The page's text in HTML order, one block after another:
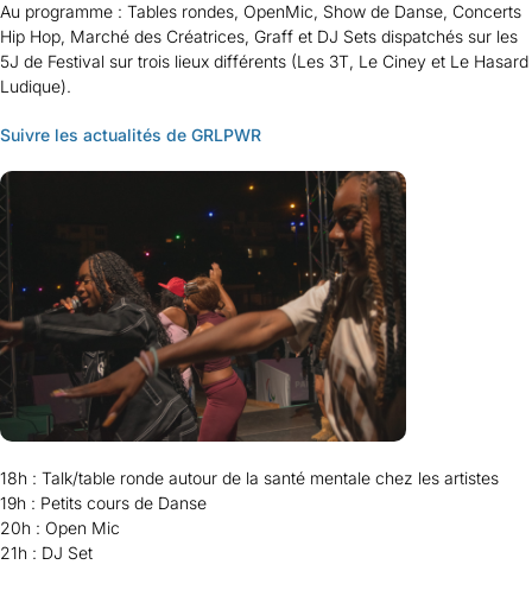
Au programme : Tables rondes, OpenMic, Show de Danse, Concerts
Hip Hop, Marché des Créatrices, Graff et DJ Sets dispatchés sur les
5J de Festival sur trois lieux différents (Les 3T, Le Ciney et Le Hasard
Ludique).
Suivre les actualités de GRLPWR
18h : Talk/table ronde autour de la santé mentale chez les artistes
19h : Petits cours de Danse
20h : Open Mic
21h : DJ Set